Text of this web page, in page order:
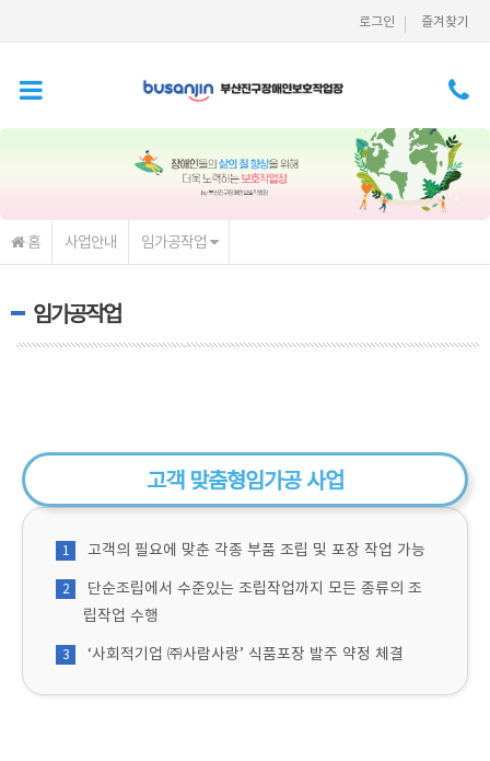
로그인 즐겨찾기
홈 사업안내 임가공작업
임가공작업
고객 맞춤형임가공 사업
1 고객의 필요에 맞춘 각종 부품 조립 및 포장 작업 가능
2
단순조립에서 수준있는 조립작업까지 모든 종류의 조
립작업 수행
3 ‘사회적기업 ㈜사람사랑’ 식품포장 발주 약정 체결